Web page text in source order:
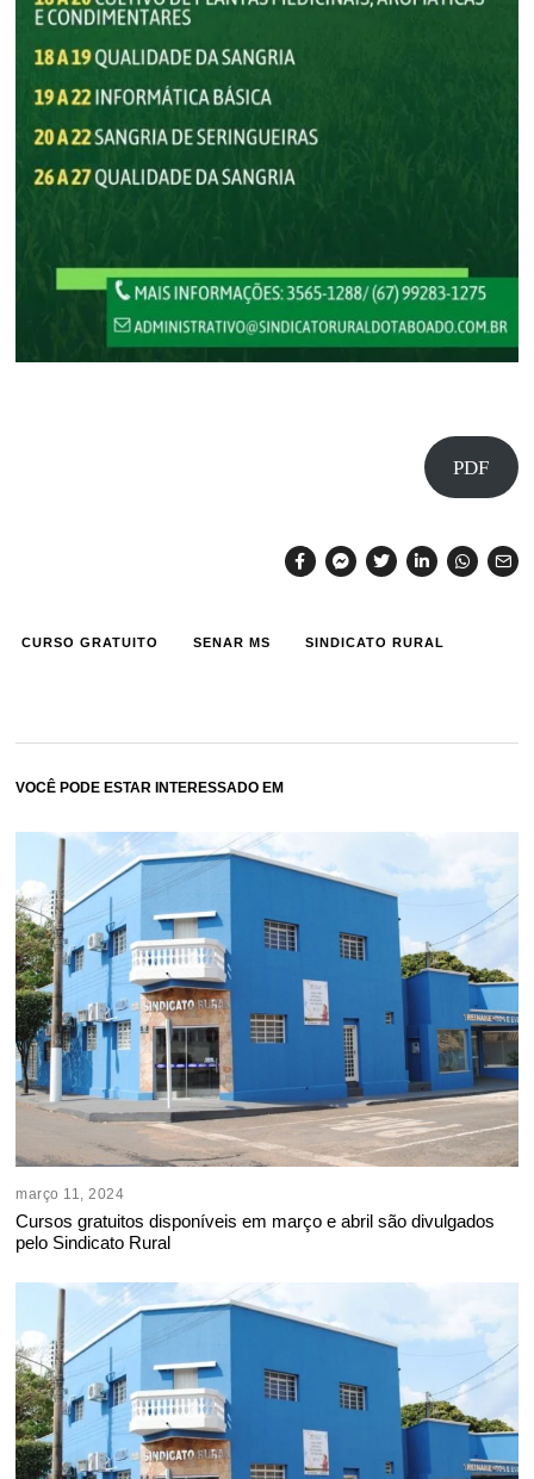
PDF
CURSO GRATUITO SENAR MS SINDICATO RURAL
VOCÊ PODE ESTAR INTERESSADO EM
março 11, 2024
Cursos gratuitos disponíveis em março e abril são divulgados
pelo Sindicato Rural